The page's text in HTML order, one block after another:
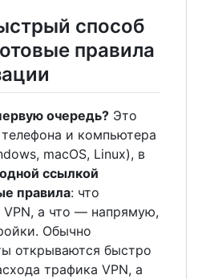
способ
правила
очередь? Это
и компьютера
macOS, Linux), в
одной ссылкой
правила: что
VPN, а что — напрямую,
Обычно
открываются быстро
трафика VPN, а